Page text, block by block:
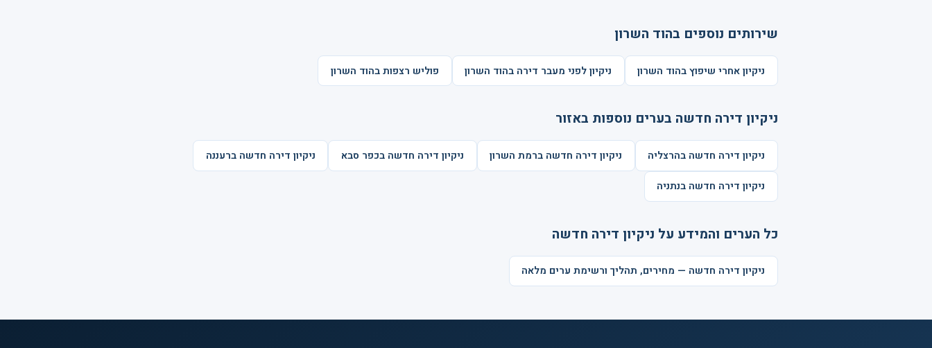
שירותים נוספים בהוד השרון
ניקיון אחרי שיפוץ בהוד השרון ניקיון לפני מעבר דירה בהוד השרון פוליש רצפות בהוד השרון
ניקיון דירה חדשה בערים נוספות באזור
ניקיון דירה חדשה בהרצליה ניקיון דירה חדשה ברמת השרון ניקיון דירה חדשה בכפר סבא ניקיון דירה חדשה ברעננה
ניקיון דירה חדשה בנתניה
כל הערים והמידע על ניקיון דירה חדשה
ניקיון דירה חדשה — מחירים, תהליך ורשימת ערים מלאה